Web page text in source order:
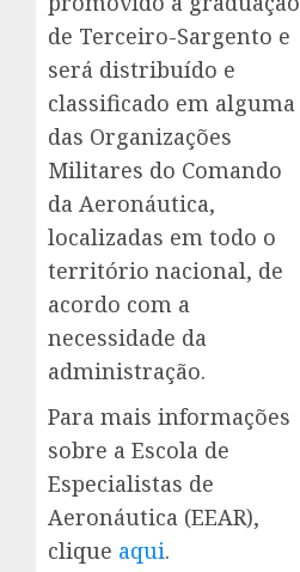
de Terceiro-Sargento e
será distribuído e
classificado em alguma
das Organizações
Militares do Comando
da Aeronáutica,
localizadas em todo o
território nacional, de
acordo com a
necessidade da
administração.
Para mais informações
sobre a Escola de
Especialistas de
Aeronáutica (EEAR),
clique aqui.